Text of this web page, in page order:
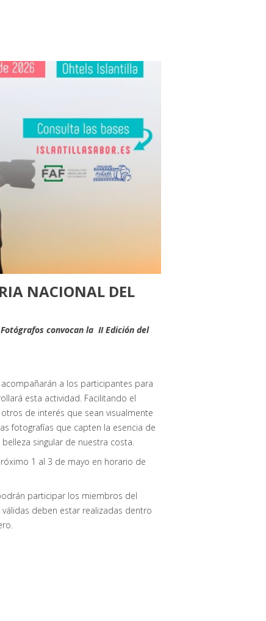
NACIONAL DEL
convocan la II Edición del
a los participantes para
esta actividad. Facilitando el
de interés que sean visualmente
fotografías que capten la esencia de
singular de nuestra costa.
1 al 3 de mayo en horario de
participar los miembros del
deben estar realizadas dentro